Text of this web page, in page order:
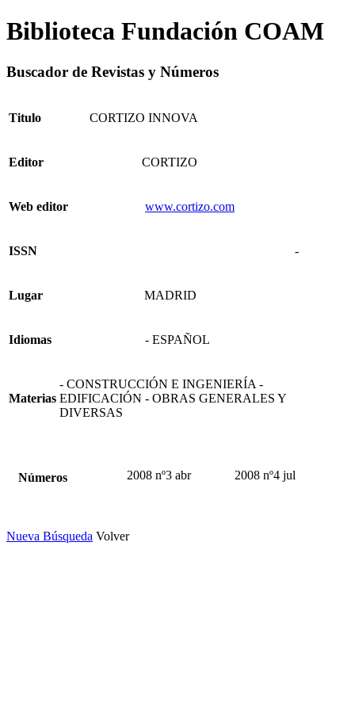
Biblioteca Fundación COAM
Buscador de Revistas y Números
Titulo CORTIZO INNOVA
Editor CORTIZO
Web editor www.cortizo.com
ISSN -
Lugar MADRID
Idiomas - ESPAÑOL
Materias
- CONSTRUCCIÓN E INGENIERÍA -
EDIFICACIÓN - OBRAS GENERALES Y
DIVERSAS
Números 2008 nº3 abr 2008 nº4 jul
Nueva Búsqueda Volver